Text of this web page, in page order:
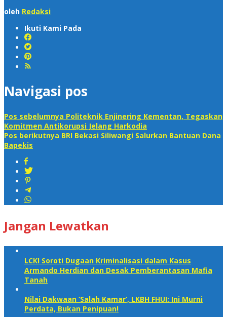
oleh Redaksi
Ikuti Kami Pada
Navigasi pos
Pos sebelumnya Politeknik Enjinering Kementan, Tegaskan
Komitmen Antikorupsi Jelang Harkodia
Pos berikutnya BRI Bekasi Siliwangi Salurkan Bantuan Dana
Bapekis
Jangan Lewatkan
LCKI Soroti Dugaan Kriminalisasi dalam Kasus
Armando Herdian dan Desak Pemberantasan Mafia
Tanah
Nilai Dakwaan ‘Salah Kamar’, LKBH FHUI: Ini Murni
Perdata, Bukan Penipuan!‎